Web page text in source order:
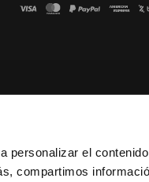
personalizar el
compartimos